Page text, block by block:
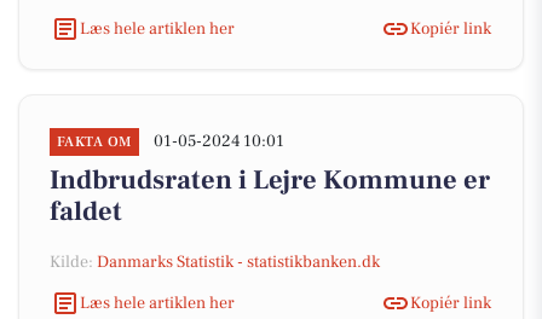
Læs hele artiklen her
Kopiér link
FAKTA OM 01-05-2024 10:01
Indbrudsraten i Lejre Kommune er
faldet
Kilde: Danmarks Statistik - statistikbanken.dk
Læs hele artiklen her
Kopiér link